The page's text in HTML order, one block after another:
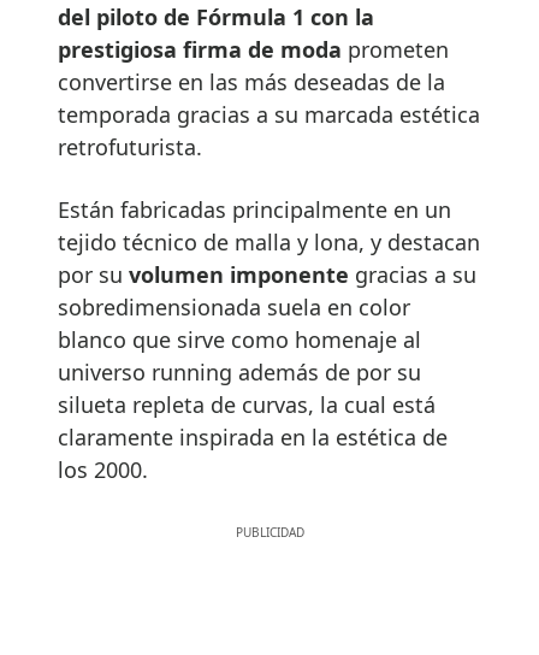
del piloto de Fórmula 1 con la
prestigiosa firma de moda prometen
convertirse en las más deseadas de la
temporada gracias a su marcada estética
retrofuturista.
Están fabricadas principalmente en un
tejido técnico de malla y lona, y destacan
por su volumen imponente gracias a su
sobredimensionada suela en color
blanco que sirve como homenaje al
universo running además de por su
silueta repleta de curvas, la cual está
claramente inspirada en la estética de
los 2000.